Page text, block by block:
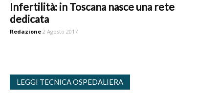
Infertilità: in Toscana nasce una rete
dedicata
Redazione 2 Agosto 2017
LEGGI TECNICA OSPEDALIERA